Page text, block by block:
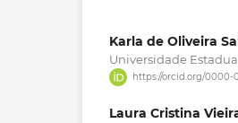
Karla de Oliveira
Universidade
https://orcid.org/0000-
Laura Cristina